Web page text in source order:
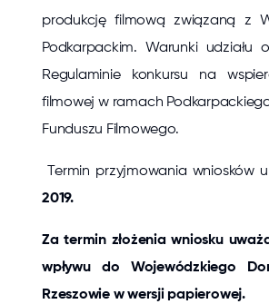
produkcję filmową związaną z
Podkarpackim. Warunki udziału
Regulaminie konkursu na
filmowej w ramach
Funduszu Filmowego.
Termin przyjmowania wniosków
2019.
Za termin złożenia wniosku
wpływu do Wojewódzkiego
Rzeszowie w wersji papierowej.